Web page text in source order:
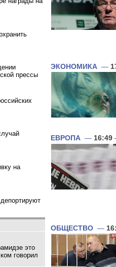
прессы
на
это
говорил
ЭКОНОМИКА —
ЕВРОПА — 16:49
ОБЩЕСТВО —